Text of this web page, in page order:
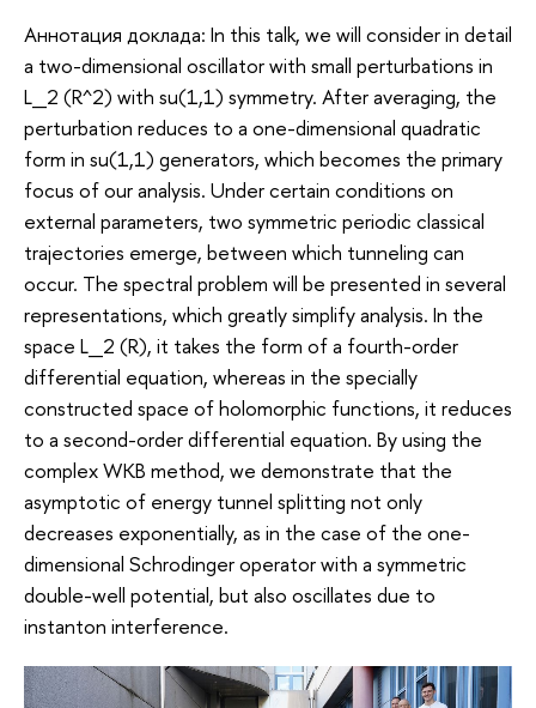
Аннотация доклада: In this talk, we will consider in detail
a two-dimensional oscillator with small perturbations in
L_2 (R^2) with su(1,1) symmetry. After averaging, the
perturbation reduces to a one-dimensional quadratic
form in su(1,1) generators, which becomes the primary
focus of our analysis. Under certain conditions on
external parameters, two symmetric periodic classical
trajectories emerge, between which tunneling can
occur. The spectral problem will be presented in several
representations, which greatly simplify analysis. In the
space L_2 (R), it takes the form of a fourth-order
differential equation, whereas in the specially
constructed space of holomorphic functions, it reduces
to a second-order differential equation. By using the
complex WKB method, we demonstrate that the
asymptotic of energy tunnel splitting not only
decreases exponentially, as in the case of the one-
dimensional Schrodinger operator with a symmetric
double-well potential, but also oscillates due to
instanton interference.